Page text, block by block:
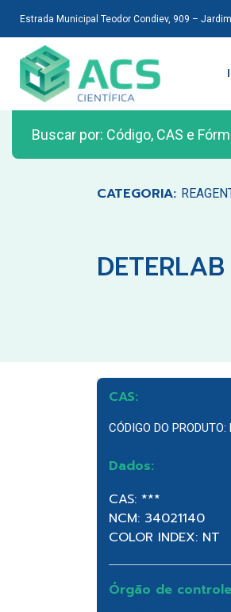
Estrada Municipal Teodor Condiev, 909 –
CATEGORIA:
CAS:
CÓDIGO DO
Dados:
CAS: ***
NCM: 34021140
COLOR INDEX: NT
Órgão de